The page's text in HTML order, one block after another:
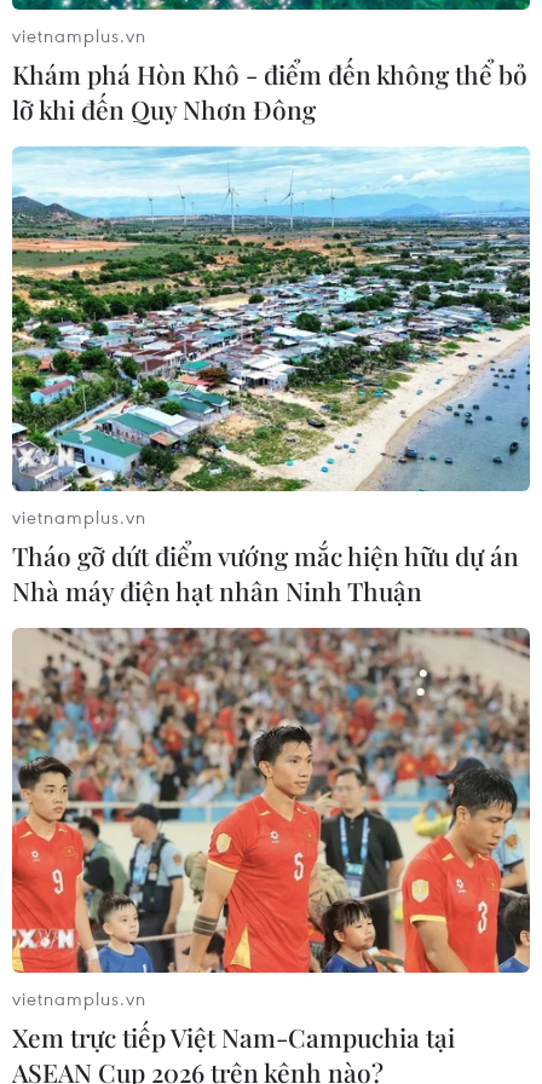
OpenAI ra mắt các công cụ Codex
mới dành cho công việc văn phòng
02/06/2026 23:43
Nvidia ra mắt chip dành cho laptop
chạy Windows trong kỷ nguyên AI
01/06/2026 12:06
Xem thêm
CƠ QUAN CHỦ QUẢN: THÔNG TẤN XÃ VIỆT NAM
Tổng Biên tập: TRẦN TIẾN DUẨN
Phó Tổng Biên tập: NGUYỄN THỊ TÁM, KHÚC THANH
THỦY
Sở hữu trí tuệ
Quy định sử dụng
RSS
Hỗ trợ
Ngôn ngữ
TTXVN
Dịch vụ tin
Quảng cáo
Liên hệ
Giấy phép số: 1374/GP-BTTTT do Bộ Thông tin và Truyền thông
vietnamplus.vn
Khám phá Hòn Khô - điểm đến không thể bỏ
lỡ khi đến Quy Nhơn Đông
vietnamplus.vn
Tháo gỡ dứt điểm vướng mắc hiện hữu dự án
Nhà máy điện hạt nhân Ninh Thuận
vietnamplus.vn
Xem trực tiếp Việt Nam-Campuchia tại
ASEAN Cup 2026 trên kênh nào?